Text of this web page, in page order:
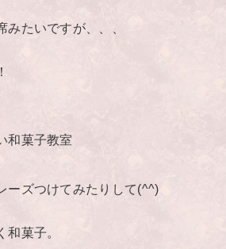
みたいですが、、、
和菓子教室
ーズつけてみたりして(^^)
和菓子。